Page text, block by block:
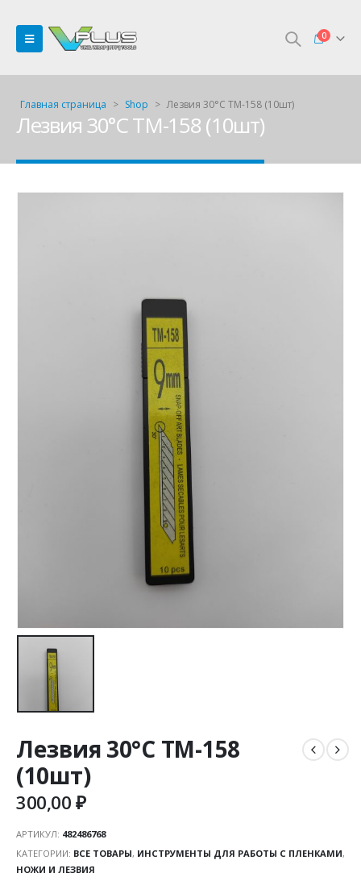
0
Главная страница > Shop > Лезвия 30°C TM-158 (10шт)
Лезвия 30°C TM-158 (10шт)
Лезвия 30°C TM-158
(10шт)
300,00₽
АРТИКУЛ: 482486768
КАТЕГОРИИ: ВСЕ ТОВАРЫ, ИНСТРУМЕНТЫ ДЛЯ РАБОТЫ С ПЛЕНКАМИ,
НОЖИ И ЛЕЗВИЯ